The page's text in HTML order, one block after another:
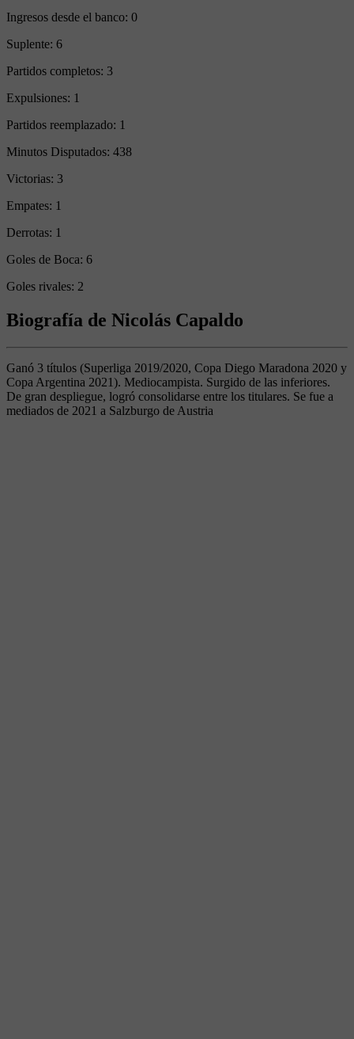
Ingresos desde el banco: 0
Suplente: 6
Partidos completos: 3
Expulsiones: 1
Partidos reemplazado: 1
Minutos Disputados: 438
Victorias: 3
Empates: 1
Derrotas: 1
Goles de Boca: 6
Goles rivales: 2
Biografía de Nicolás Capaldo
Ganó 3 títulos (Superliga 2019/2020, Copa Diego Maradona 2020 y
Copa Argentina 2021). Mediocampista. Surgido de las inferiores.
De gran despliegue, logró consolidarse entre los titulares. Se fue a
mediados de 2021 a Salzburgo de Austria